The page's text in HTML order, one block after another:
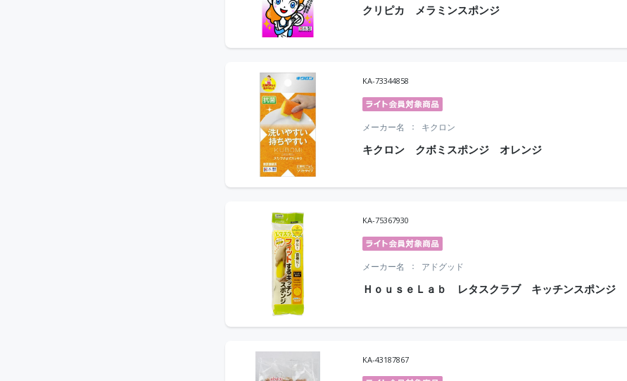
クリピカ メラミンスポンジ
KA-73344858
キクロン クボミスポンジ オレンジ
メーカー名 キクロン
KA-75367930
ＨｏｕｓｅＬａｂ レタスクラブ キッチンスポンジ
メーカー名 アドグッド
KA-43187867